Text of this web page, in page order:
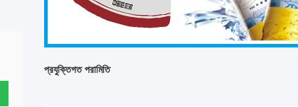
প্রযুক্তিগত পরামিতি